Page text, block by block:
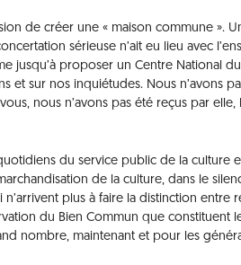
de créer une « maison commune ».
sérieuse n’ait eu lieu avec
jusqu’à proposer un Centre National
et sur nos inquiétudes. Nous n’avons
nous n’avons pas été reçus par elle,
du service public de la culture
de la culture, dans le
plus à faire la distinction entre
du Bien Commun que constituent
nombre, maintenant et pour les